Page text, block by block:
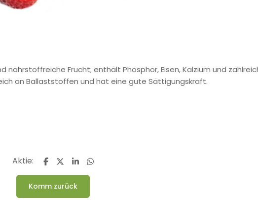
nährstoffreiche Frucht; enthält Phosphor, Eisen, Kalzium und
an Ballaststoffen und hat eine gute Sättigungskraft.
Aktie:
Komm zurück